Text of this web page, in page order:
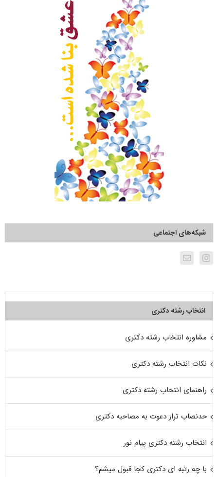
شبکه‌های اجتماعی
انتخاب رشته دکتری
مشاوره انتخاب رشته دکتری
نکات انتخاب رشته دکتری
راهنمای انتخاب رشته دکتری
حدنصاب تراز دعوت به مصاحبه دکتری
انتخاب رشته دکتری پیام نور
با چه رتبه ای دکتری کجا قبول میشم؟